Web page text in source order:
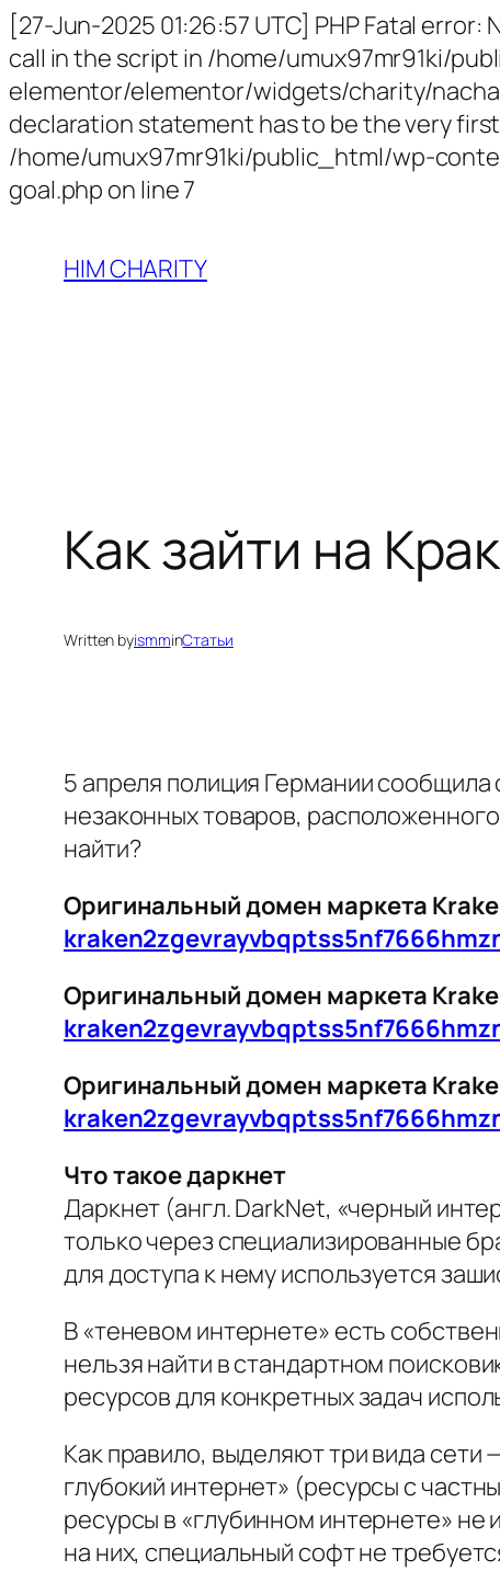
[27-Jun-2025 01:26:57 UTC] PHP Fatal
call in the script in /home/umux97mr91ki/
elementor/elementor/widgets/charity/
declaration statement has to be the very
/home/umux97mr91ki/public_html/wp-
goal.php on line 7
HIM CHARITY
Как зайти на
Written byismminСтатьи
5 апреля полиция Германии
незаконных товаров,
найти?
Оригинальный домен маркета
Оригинальный домен маркета
Оригинальный домен маркета
Что такое даркнет
Даркнет (англ. DarkNet, «черный
только через специализированные
для доступа к нему используется
В «теневом интернете» есть
нельзя найти в стандартном
ресурсов для конкретных задач
Как правило, выделяют три вида
глубокий интернет» (ресурсы с
ресурсы в «глубинном интернете» не
на них, специальный софт не